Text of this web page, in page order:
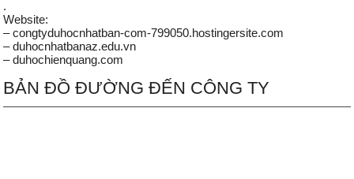
.
Website:
– congtyduhocnhatban-com-799050.hostingersite.com
– duhocnhatbanaz.edu.vn
– duhochienquang.com
BẢN ĐỒ ĐƯỜNG ĐẾN CÔNG TY